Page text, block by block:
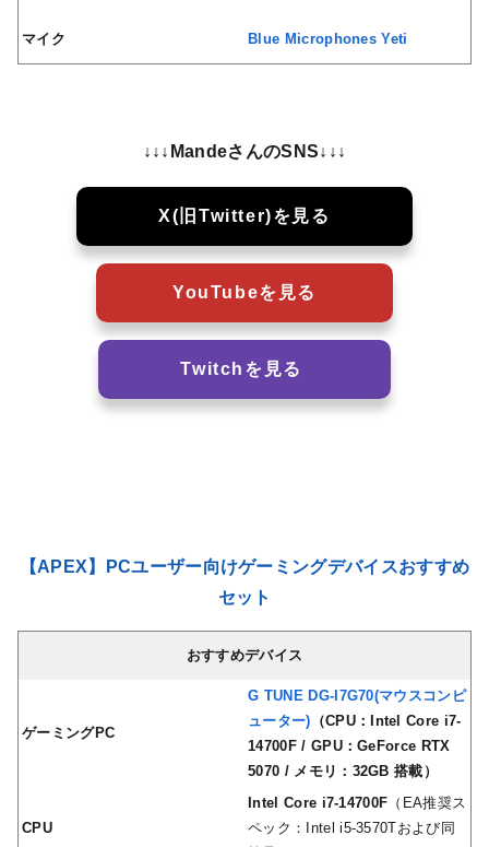
マイク Blue Microphones Yeti
↓↓↓MandeさんのSNS↓↓↓
X(旧Twitter)を見る
YouTubeを見る
Twitchを見る
【APEX】PCユーザー向けゲーミングデバイスおすすめ
セット
おすすめデバイス
ゲーミングPC
G TUNE DG-I7G70(マウスコンピ
ューター) （CPU：Intel Core i7-
14700F / GPU：GeForce RTX
5070 / メモリ：32GB 搭載）
CPU
Intel Core i7-14700F （EA推奨ス
ペック：Intel i5-3570Tおよび同